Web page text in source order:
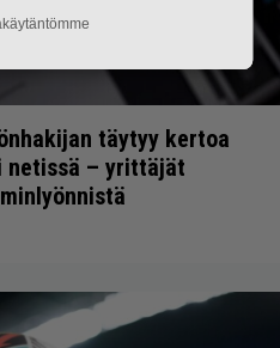
täytyy kertoa
netissä – yrittäjät